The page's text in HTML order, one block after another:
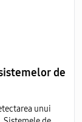
de
unui